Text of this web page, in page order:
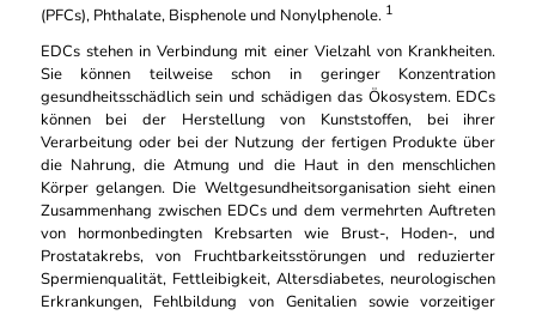
(PFCs), Phthalate, Bisphenole und Nonylphenole. 1
EDCs stehen in Verbindung mit einer Vielzahl von Krankheiten.
Sie können teilweise schon in geringer Konzentration
gesundheitsschädlich sein und schädigen das Ökosystem. EDCs
können bei der Herstellung von Kunststoffen, bei ihrer
Verarbeitung oder bei der Nutzung der fertigen Produkte über
die Nahrung, die Atmung und die Haut in den menschlichen
Körper gelangen. Die Weltgesundheitsorganisation sieht einen
Zusammenhang zwischen EDCs und dem vermehrten Auftreten
von hormonbedingten Krebsarten wie Brust-, Hoden-, und
Prostatakrebs, von Fruchtbarkeitsstörungen und reduzierter
Spermienqualität, Fettleibigkeit, Altersdiabetes, neurologischen
Erkrankungen, Fehlbildung von Genitalien sowie vorzeitiger